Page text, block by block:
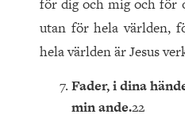
för dig och mig och för
utan för hela världen,
hela världen är Jesus
Fader, i dina
min ande.22